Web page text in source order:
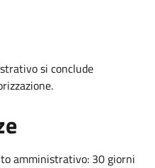
si conclude
amministrativo: 30 giorni